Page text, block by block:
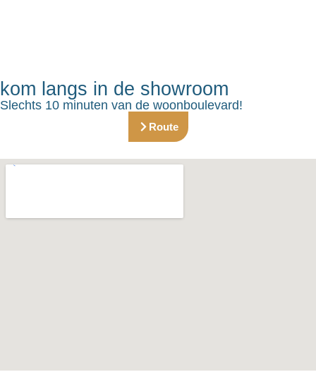
kom langs in de showroom
Slechts 10 minuten van de woonboulevard!
Route